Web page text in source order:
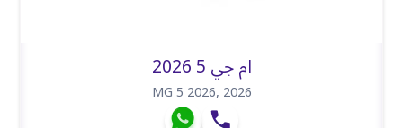
ام جي 5 2026
MG 5 2026,2026